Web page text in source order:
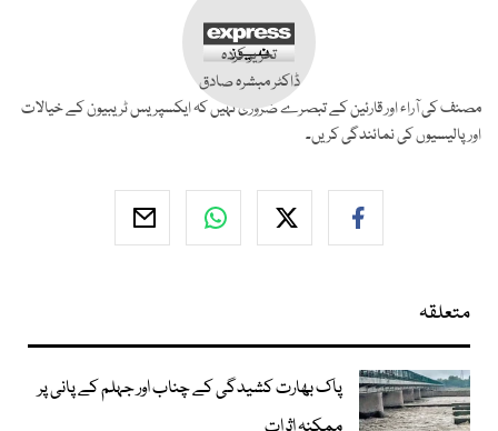
تحریر کردہ
ڈاکٹر مبشرہ صادق
مصنف کی آراء اور قارئین کے تبصرے ضروری نہیں کہ ایکسپریس ٹریبیون کے خیالات
اور پالیسیوں کی نمائندگی کریں۔
متعلقہ
پاک بھارت کشیدگی کے چناب اور جہلم کے پانی پر